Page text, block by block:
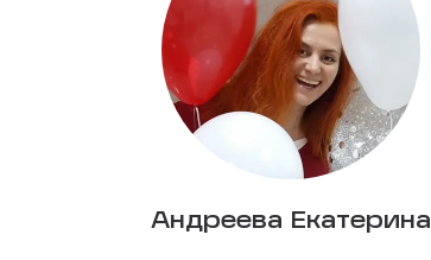
Андреева Екатерина